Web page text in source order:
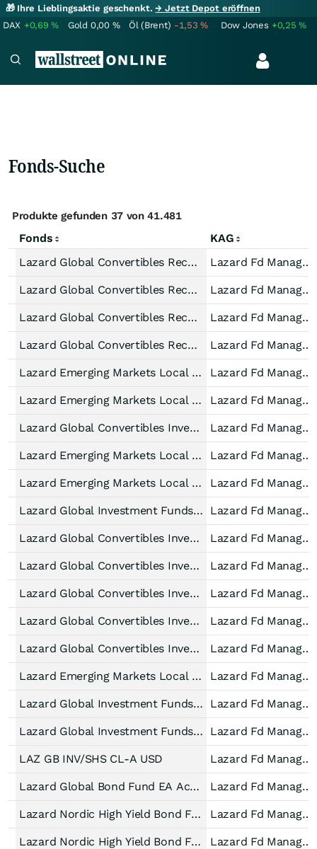
🎁 Ihre Lieblingsaktie geschenkt.→ Jetzt Depot eröffnen
DAX +0,69% Gold 0,00 % Öl (Brent) -1,53% Dow Jones +0,25%
Fonds-Suche
Produkte gefunden 37 von 41.481
Fonds
KAG
Lazard Global Convertibles Recovery Fund C Acc EUR
Lazard Fd Manager IE
Lazard Global Convertibles Recovery Fund EA Acc EUR Hedged Lazard Fd Manager IE
Lazard Global Convertibles Recovery Fund A Dist EUR Hdg Lazard Fd Manager IE
Lazard Global Convertibles Recovery Fund A Acc EUR Hedged Lazard Fd Manager IE
Lazard Emerging Markets Local Debt Fund P Dist USD Lazard Fd Manager IE
Lazard Emerging Markets Local Debt Fund P Acc USD Lazard Fd Manager IE
Lazard Global Convertibles Investment Grade EA Dist EUR Lazard Fd Manager IE
Lazard Emerging Markets Local Debt Fund A Acc USD Lazard Fd Manager IE
Lazard Emerging Markets Local Debt Fund A Dist USD Lazard Fd Manager IE
Lazard Global Investment Funds - Lazard Emerging Markets Local Debt Fund Accum (B) USD Lazard Fd Manager IE
Lazard Global Convertibles Investment Grade A Acc USD Lazard Fd Manager IE
Lazard Global Convertibles Investment Grade EA Acc EUR Hdg Lazard Fd Manager IE
Lazard Global Convertibles Investment Grade EA Dist EUR Hdg Lazard Fd Manager IE
Lazard Global Convertibles Investment Grade A Dist EUR Hdg Lazard Fd Manager IE
Lazard Global Convertibles Investment Grade A Acc EUR Hdg Lazard Fd Manager IE
Lazard Emerging Markets Local Debt Fund A Acc EUR Hedged Lazard Fd Manager IE
Lazard Global Investment Funds - Lazard Emerging Markets Local Debt Fund (A) Hedged EUR Lazard Fd Manager IE
Lazard Global Investment Funds - Lazard Emerging Markets Local Debt Fund Accum (B) Hedged EUR Lazard Fd Manager IE
LAZ GB INV/SHS CL-A USD Lazard Fd Manager IE
Lazard Global Bond Fund EA Acc EUR Lazard Fd Manager IE
Lazard Nordic High Yield Bond Fund EA Acc EUR Lazard Fd Manager IE
Lazard Nordic High Yield Bond Fund EA Dist EUR Lazard Fd Manager IE